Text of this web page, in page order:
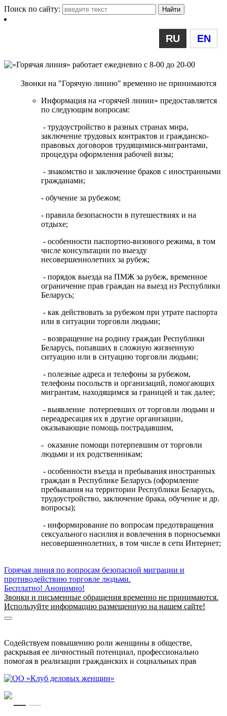
Поиск по сайту:
RU EN
Звонки на "Горячую линию" временно не принимаются
Информация на «горячей линии» предоставляется
по следующим вопросам:
- трудоустройство в разных странах мира,
заключение трудовых контрактов и гражданско-
правовых договоров трудящимися-мигрантами,
процедура оформления рабочей визы;
- знакомство и заключение браков с иностранными
гражданами;
- обучение за рубежом;
- правила безопасности в путешествиях и на
отдыхе;
- особенности паспортно-визового режима, в том
числе консультации по выезду
несовершеннолетних за рубеж;
- порядок выезда на ПМЖ за рубеж, временное
ограничение прав граждан на выезд из Республики
Беларусь;
- как действовать за рубежом при утрате паспорта
или в ситуации торговли людьми;
- возвращение на родину граждан Республики
Беларусь, попавших в сложную жизненную
ситуацию или в ситуацию торговли людьми;
- полезные адреса и телефоны за рубежом,
телефоны посольств и организаций, помогающих
мигрантам, находящимся за границей и так далее;
- выявление потерпевших от торговли людьми и
переадресация их в другие организации,
оказывающие помощь пострадавшим,
- оказание помощи потерпевшим от торговли
людьми и их родственникам;
- особенности въезда и пребывания иностранных
граждан в Республике Беларусь (оформление
пребывания на территории Республики Беларусь,
трудоустройство, заключение брака, обучение и др.
вопросы);
- информирование по вопросам предотвращения
сексуального насилия и вовлечения в порносъемки
несовершеннолетних, в том числе в сети Интернет;
Горячая линия по вопросам безопасной миграции и
противодействию торговле людьми.
Бесплатно! Анонимно!
Звонки и письменные обращения временно не принимаются.
Используйте информацию размещенную на нашем сайте!
Содействуем повышению роли женщины в обществе,
раскрывая ее личностный потенциал, профессионально
помогая в реализации гражданских и социальных прав
RUEN